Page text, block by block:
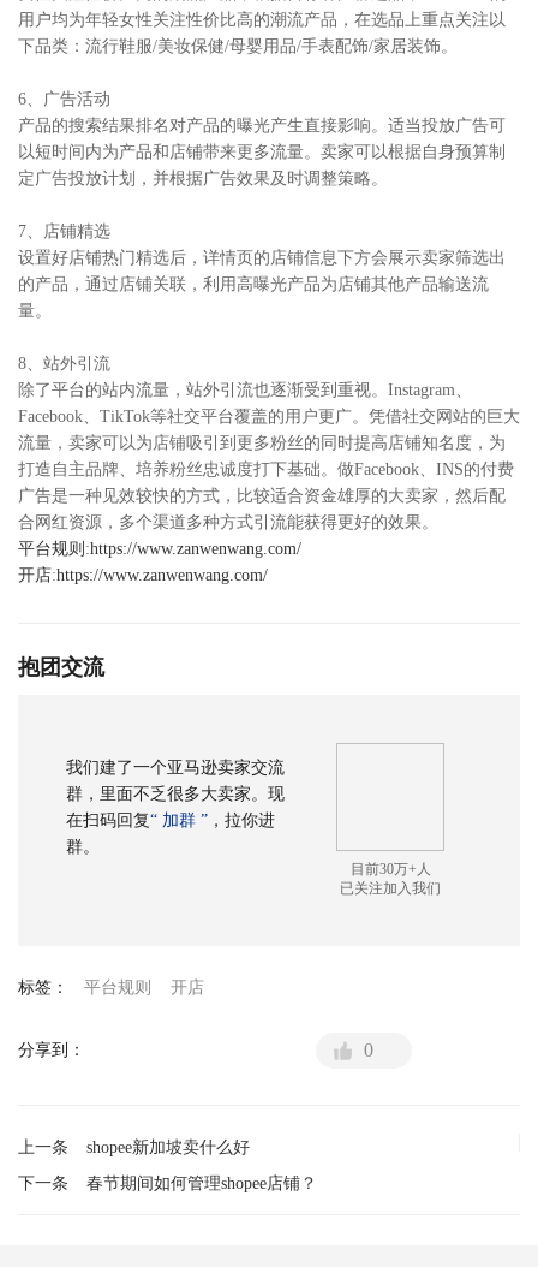
用户均为年轻女性关注性价比高的潮流产品，在选品上重点关注以
下品类：流行鞋服/美妆保健/母婴用品/手表配饰/家居装饰。
6、广告活动
产品的搜索结果排名对产品的曝光产生直接影响。适当投放广告可
以短时间内为产品和店铺带来更多流量。卖家可以根据自身预算制
定广告投放计划，并根据广告效果及时调整策略。
7、店铺精选
设置好店铺热门精选后，详情页的店铺信息下方会展示卖家筛选出
的产品，通过店铺关联，利用高曝光产品为店铺其他产品输送流
量。
8、站外引流
除了平台的站内流量，站外引流也逐渐受到重视。Instagram、
Facebook、TikTok等社交平台覆盖的用户更广。凭借社交网站的巨大
流量，卖家可以为店铺吸引到更多粉丝的同时提高店铺知名度，为
打造自主品牌、培养粉丝忠诚度打下基础。做Facebook、INS的付费
广告是一种见效较快的方式，比较适合资金雄厚的大卖家，然后配
合网红资源，多个渠道多种方式引流能获得更好的效果。
平台规则 :https://www.zanwenwang.com/
开店:https://www.zanwenwang.com/
抱团交流
我们建了一个亚马逊卖家交流
群，里面不乏很多大卖家。现
在扫码回复“ 加群 ” ，拉你进
群。
目前30万+人
已关注加入我们
标签： 平台规则 开店
分享到： 0
shopee新加坡卖什么好
上一条
春节期间如何管理shopee店铺？
下一条